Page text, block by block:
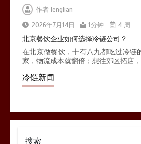
作者 lenglian
2026年7月14日
1分钟 4 周
北京餐饮企业如何选择冷链公司？
在北京做餐饮，十有八九都吃过冷链
家，物流成本就翻倍；想往郊区拓店
冷链新闻
搜索